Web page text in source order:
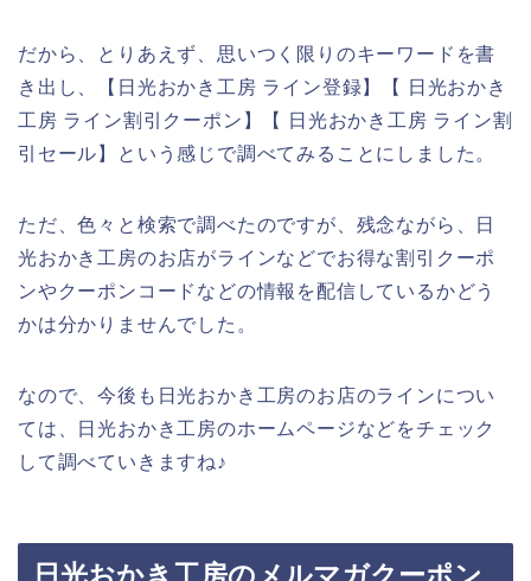
だから、とりあえず、思いつく限りのキーワードを書
き出し、【日光おかき工房 ライン登録】【 日光おかき
工房 ライン割引クーポン】【 日光おかき工房 ライン割
引セール】という感じで調べてみることにしました。
ただ、色々と検索で調べたのですが、残念ながら、日
光おかき工房のお店がラインなどでお得な割引クーポ
ンやクーポンコードなどの情報を配信しているかどう
かは分かりませんでした。
なので、今後も日光おかき工房のお店のラインについ
ては、日光おかき工房のホームページなどをチェック
して調べていきますね♪